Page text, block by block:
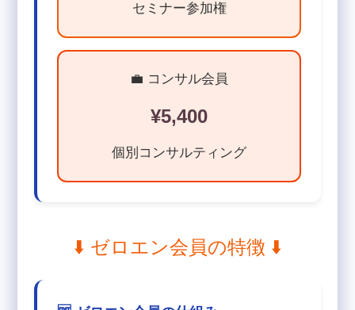
セミナー参加権
💼 コンサル会員
¥5,400
個別コンサルティング
⬇️ ゼロエン会員の特徴 ⬇️